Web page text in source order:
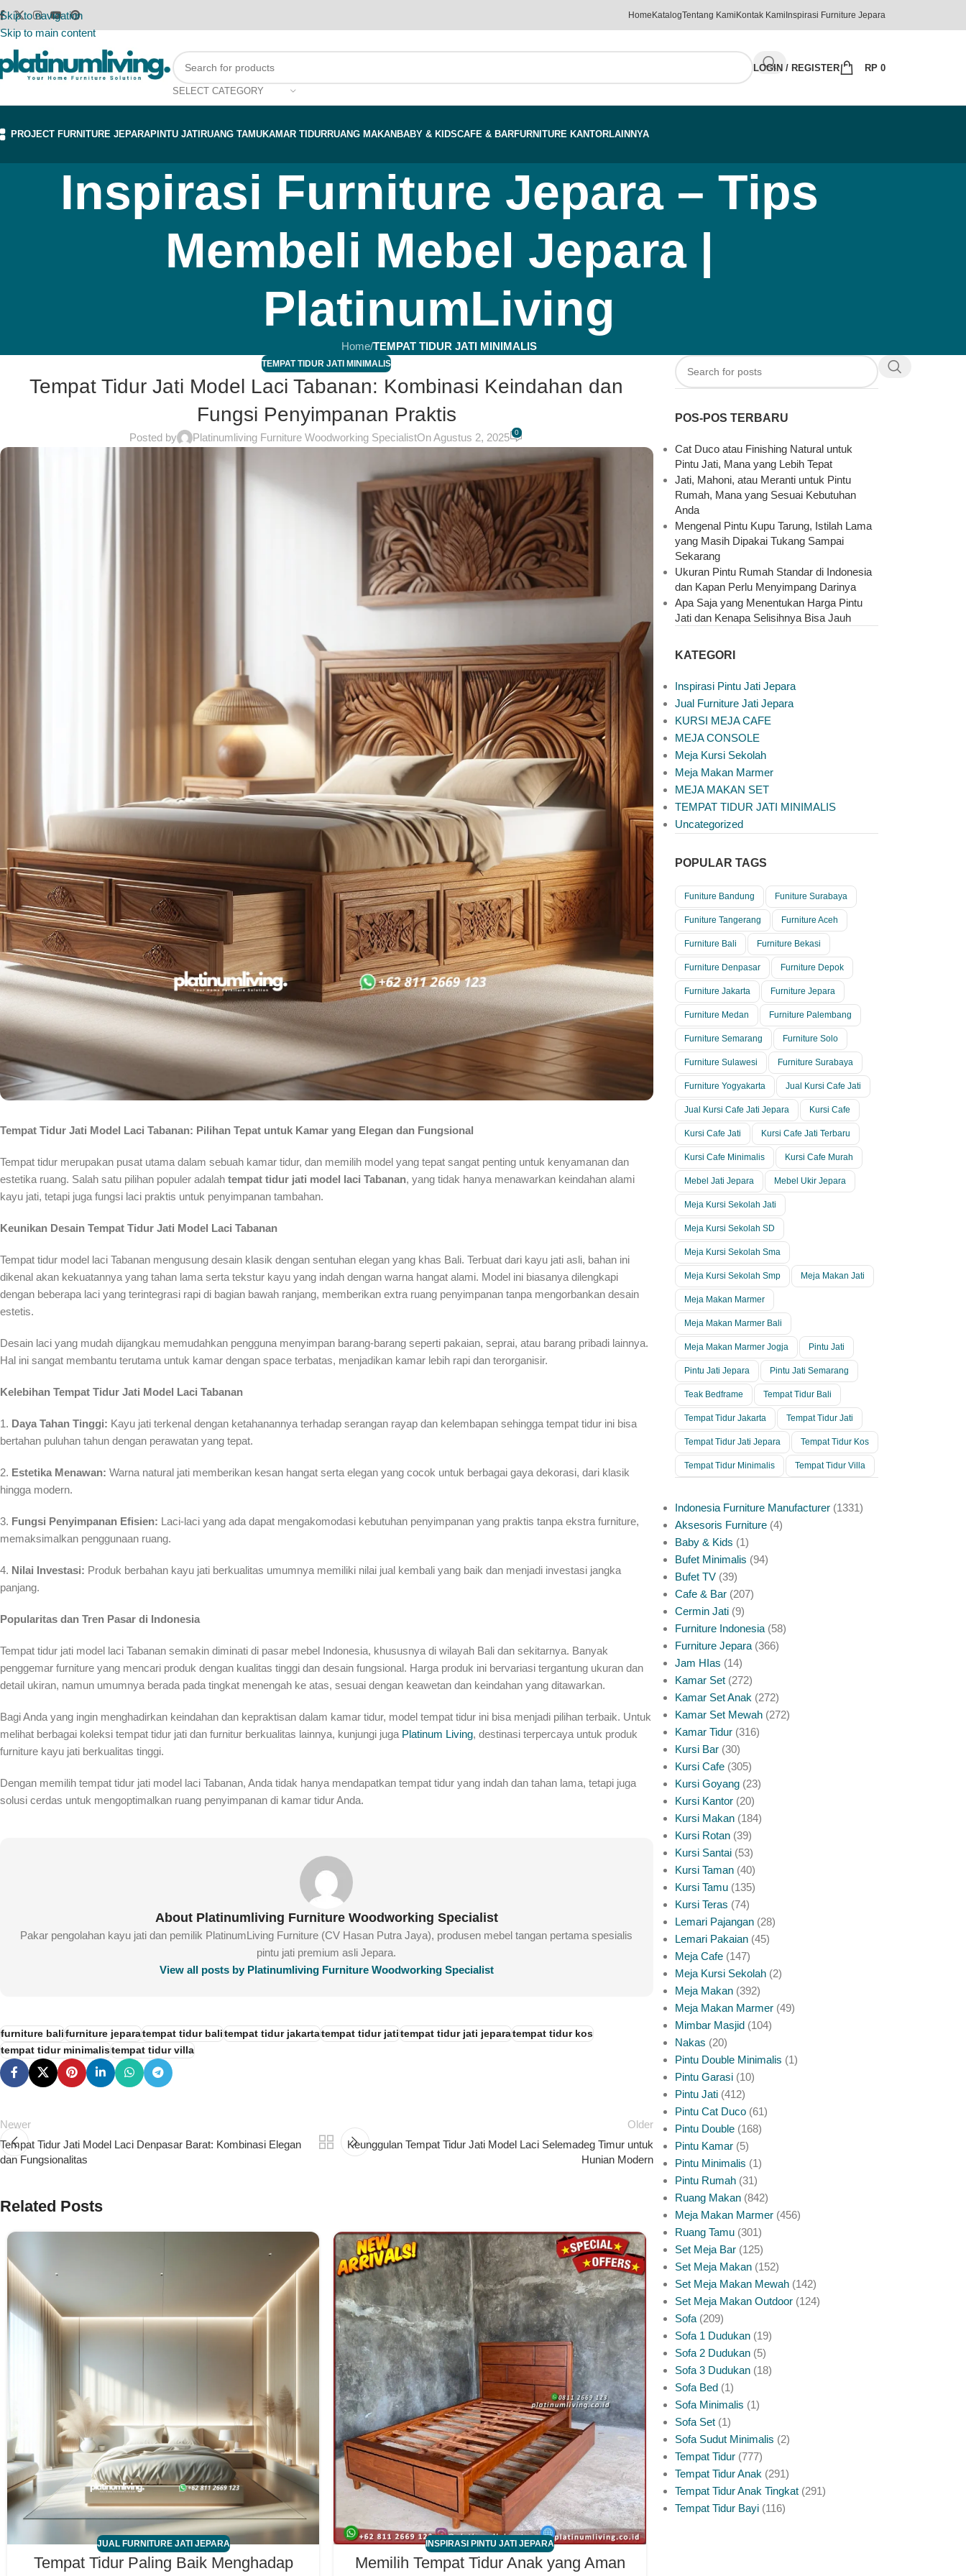
Skip to navigation
Skip to main content
Home KatalogTentang Kami Kontak Kami Inspirasi Furniture Jepara
SELECT CATEGORY
LOGIN / REGISTER RP 0
PROJECT FURNITURE JEPARAPINTU JATI RUANG TAMUKAMAR TIDURRUANG MAKAN BABY & KIDSCAFE & BARFURNITURE KANTORLAINNYA
Inspirasi Furniture Jepara – Tips
Membeli Mebel Jepara |
PlatinumLiving
Home/TEMPAT TIDUR JATI MINIMALIS
TEMPAT TIDUR JATI MINIMALIS
Tempat Tidur Jati Model Laci Tabanan: Kombinasi Keindahan dan
Fungsi Penyimpanan Praktis
Posted by Platinumliving Furniture Woodworking SpecialistOn Agustus 2, 2025 0
Tempat Tidur Jati Model Laci Tabanan: Pilihan Tepat untuk Kamar yang Elegan dan Fungsional
Tempat tidur merupakan pusat utama dalam sebuah kamar tidur, dan memilih model yang tepat sangat penting untuk kenyamanan dan
estetika ruang. Salah satu pilihan populer adalah tempat tidur jati model laci Tabanan, yang tidak hanya menawarkan keindahan alami
kayu jati, tetapi juga fungsi laci praktis untuk penyimpanan tambahan.
Keunikan Desain Tempat Tidur Jati Model Laci Tabanan
Tempat tidur model laci Tabanan mengusung desain klasik dengan sentuhan elegan yang khas Bali. Terbuat dari kayu jati asli, bahan ini
dikenal akan kekuatannya yang tahan lama serta tekstur kayu yang indah dengan warna hangat alami. Model ini biasanya dilengkapi
dengan beberapa laci yang terintegrasi rapi di bagian bawah ranjang, memberikan extra ruang penyimpanan tanpa mengorbankan desain
estetis.
Desain laci yang mudah dijangkau memudahkan pengguna menyimpan barang-barang seperti pakaian, seprai, atau barang pribadi lainnya.
Hal ini sangat membantu terutama untuk kamar dengan space terbatas, menjadikan kamar lebih rapi dan terorganisir.
Kelebihan Tempat Tidur Jati Model Laci Tabanan
1. Daya Tahan Tinggi: Kayu jati terkenal dengan ketahanannya terhadap serangan rayap dan kelembapan sehingga tempat tidur ini bisa
bertahan puluhan tahun dengan perawatan yang tepat.
2. Estetika Menawan: Warna natural jati memberikan kesan hangat serta elegan yang cocok untuk berbagai gaya dekorasi, dari klasik
hingga modern.
3. Fungsi Penyimpanan Efisien: Laci-laci yang ada dapat mengakomodasi kebutuhan penyimpanan yang praktis tanpa ekstra furniture,
memaksimalkan penggunaan ruang.
4. Nilai Investasi: Produk berbahan kayu jati berkualitas umumnya memiliki nilai jual kembali yang baik dan menjadi investasi jangka
panjang.
Popularitas dan Tren Pasar di Indonesia
Tempat tidur jati model laci Tabanan semakin diminati di pasar mebel Indonesia, khususnya di wilayah Bali dan sekitarnya. Banyak
penggemar furniture yang mencari produk dengan kualitas tinggi dan desain fungsional. Harga produk ini bervariasi tergantung ukuran dan
detail ukiran, namun umumnya berada pada tingkat menengah ke atas, sesuai dengan keawetan dan keindahan yang ditawarkan.
Bagi Anda yang ingin menghadirkan keindahan dan kepraktisan dalam kamar tidur, model tempat tidur ini bisa menjadi pilihan terbaik. Untuk
melihat berbagai koleksi tempat tidur jati dan furnitur berkualitas lainnya, kunjungi juga Platinum Living, destinasi terpercaya untuk produk
furniture kayu jati berkualitas tinggi.
Dengan memilih tempat tidur jati model laci Tabanan, Anda tidak hanya mendapatkan tempat tidur yang indah dan tahan lama, tetapi juga
solusi cerdas untuk mengoptimalkan ruang penyimpanan di kamar tidur Anda.
About Platinumliving Furniture Woodworking Specialist
Pakar pengolahan kayu jati dan pemilik PlatinumLiving Furniture (CV Hasan Putra Jaya), produsen mebel tangan pertama spesialis
pintu jati premium asli Jepara.
View all posts by Platinumliving Furniture Woodworking Specialist
furniture bali furniture jeparatempat tidur bali tempat tidur jakartatempat tidur jati tempat tidur jati jeparatempat tidur kos
tempat tidur minimalistempat tidur villa
Newer
Tempat Tidur Jati Model Laci Denpasar Barat: Kombinasi Elegan
dan Fungsionalitas
Older
Keunggulan Tempat Tidur Jati Model Laci Selemadeg Timur untuk
Hunian Modern
Related Posts
JUAL FURNITURE JATI JEPARA
Tempat Tidur Paling Baik Menghadap
INSPIRASI PINTU JATI JEPARA
Memilih Tempat Tidur Anak yang Aman
INSPIRASI PINTU JATI JEPARA
Meja Makan Marmer Rangka Jati Yang
Perlu Anda Ketahui
Posted by
Meja makan marmer dengan rangka kayu jati jadi salah
satu kombinasi paling dicari untuk ruang makan yang ingin
POS-POS TERBARU
Cat Duco atau Finishing Natural untuk
Pintu Jati, Mana yang Lebih Tepat
Jati, Mahoni, atau Meranti untuk Pintu
Rumah, Mana yang Sesuai Kebutuhan
Anda
Mengenal Pintu Kupu Tarung, Istilah Lama
yang Masih Dipakai Tukang Sampai
Sekarang
Ukuran Pintu Rumah Standar di Indonesia
dan Kapan Perlu Menyimpang Darinya
Apa Saja yang Menentukan Harga Pintu
Jati dan Kenapa Selisihnya Bisa Jauh
KATEGORI
Inspirasi Pintu Jati Jepara
Jual Furniture Jati Jepara
KURSI MEJA CAFE
MEJA CONSOLE
Meja Kursi Sekolah
Meja Makan Marmer
MEJA MAKAN SET
TEMPAT TIDUR JATI MINIMALIS
Uncategorized
POPULAR TAGS
Funiture Bandung Funiture Surabaya
Funiture Tangerang Furniture Aceh
Furniture Bali Furniture Bekasi
Furniture Denpasar Furniture Depok
Furniture Jakarta Furniture Jepara
Furniture Medan Furniture Palembang
Furniture Semarang Furniture Solo
Furniture Sulawesi Furniture Surabaya
Furniture Yogyakarta Jual Kursi Cafe Jati
Jual Kursi Cafe Jati Jepara Kursi Cafe
Kursi Cafe Jati Kursi Cafe Jati Terbaru
Kursi Cafe Minimalis Kursi Cafe Murah
Mebel Jati Jepara Mebel Ukir Jepara
Meja Kursi Sekolah Jati
Meja Kursi Sekolah SD
Meja Kursi Sekolah Sma
Meja Kursi Sekolah Smp Meja Makan Jati
Meja Makan Marmer
Meja Makan Marmer Bali
Meja Makan Marmer Jogja Pintu Jati
Pintu Jati Jepara Pintu Jati Semarang
Teak Bedframe Tempat Tidur Bali
Tempat Tidur Jakarta Tempat Tidur Jati
Tempat Tidur Jati Jepara Tempat Tidur Kos
Tempat Tidur Minimalis Tempat Tidur Villa
Indonesia Furniture Manufacturer 1331
Aksesoris Furniture 4
Baby & Kids 1
Bufet Minimalis 94
Bufet TV 39
Cafe & Bar 207
Cermin Jati 9
Furniture Indonesia 58
Furniture Jepara 366
Jam HIas 14
Kamar Set 272
Kamar Set Anak 272
Kamar Set Mewah 272
Kamar Tidur 316
Kursi Bar 30
Kursi Cafe 305
Kursi Goyang 23
Kursi Kantor 20
Kursi Makan 184
Kursi Rotan 39
Kursi Santai 53
Kursi Taman 40
Kursi Tamu 135
Kursi Teras 74
Lemari Pajangan 28
Lemari Pakaian 45
Meja Cafe 147
Meja Kursi Sekolah 2
Meja Makan 392
Meja Makan Marmer 49
Mimbar Masjid 104
Nakas 20
Pintu Double Minimalis 1
Pintu Garasi 10
Pintu Jati 412
Pintu Cat Duco 61
Pintu Double 168
Pintu Kamar 5
Pintu Minimalis 1
Pintu Rumah 31
Ruang Makan 842
Meja Makan Marmer 456
Ruang Tamu 301
Set Meja Bar 125
Set Meja Makan 152
Set Meja Makan Mewah 142
Set Meja Makan Outdoor 124
Sofa 209
Sofa 1 Dudukan 19
Sofa 2 Dudukan 5
Sofa 3 Dudukan 18
Sofa Bed 1
Sofa Minimalis 1
Sofa Set 1
Sofa Sudut Minimalis 2
Tempat Tidur 777
Tempat Tidur Anak 291
Tempat Tidur Anak Tingkat 291
Tempat Tidur Bayi 116